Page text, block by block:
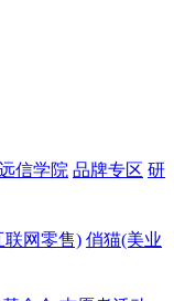
信学院 品牌专区 研
联网零售) 俏猫(美业